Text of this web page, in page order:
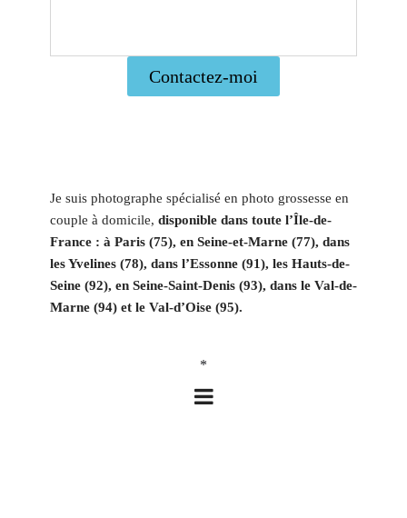
Contactez-moi
Je suis photographe spécialisé en photo grossesse en
couple à domicile, disponible dans toute l’Île-de-
France : à Paris (75), en Seine-et-Marne (77), dans
les Yvelines (78), dans l’Essonne (91), les Hauts-de-
Seine (92), en Seine-Saint-Denis (93), dans le Val-de-
Marne (94) et le Val-d’Oise (95).
*